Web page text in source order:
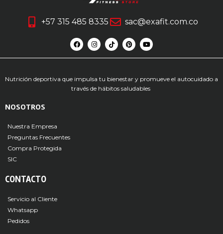
+57 315 485 8335 sac@exafit.com.co
Nutrición deportiva que impulsa tu bienestar y promueve el autocuidado a
través de hábitos saludables
NOSOTROS
Nuestra Empresa
Preguntas Frecuentes
Compra Protegida
SIC
CONTACTO
Servicio al Cliente
Whatsapp
Pedidos